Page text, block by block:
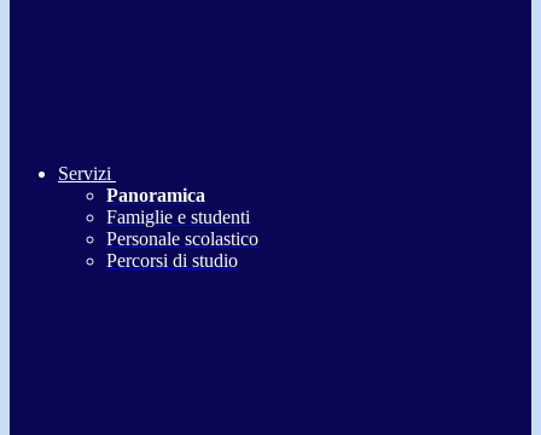
Servizi
Panoramica
Famiglie e studenti
Personale scolastico
Percorsi di studio